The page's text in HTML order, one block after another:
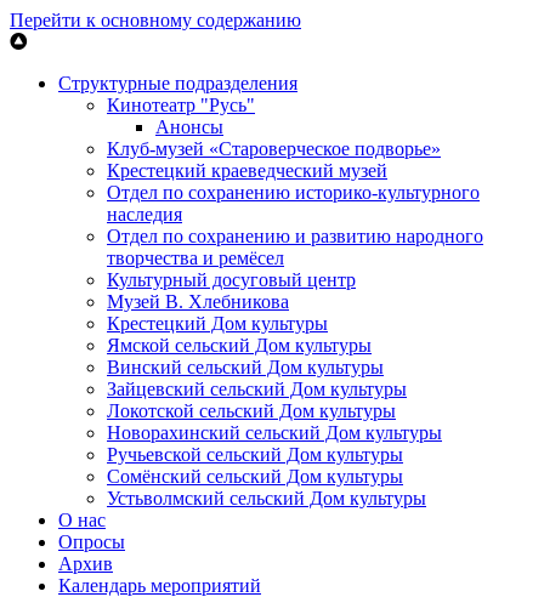
Перейти к основному содержанию
Структурные подразделения
Кинотеатр "Русь"
Анонсы
Клуб-музей «Староверческое подворье»
Крестецкий краеведческий музей
Отдел по сохранению историко-культурного
наследия
Отдел по сохранению и развитию народного
творчества и ремёсел
Культурный досуговый центр
Музей В. Хлебникова
Крестецкий Дом культуры
Ямской сельский Дом культуры
Винский сельский Дом культуры
Зайцевский сельский Дом культуры
Локотской сельский Дом культуры
Новорахинский сельский Дом культуры
Ручьевской сельский Дом культуры
Сомёнский сельский Дом культуры
Устьволмский сельский Дом культуры
О нас
Опросы
Архив
Календарь мероприятий